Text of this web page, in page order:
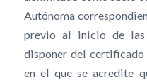
Autónoma
previo al inicio de
disponer del
en el que se acredite